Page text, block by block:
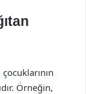
Örneğin,